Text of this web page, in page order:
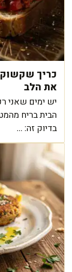
את הלב
יש ימים שאני
הבית בריח
בדיוק זה: ...